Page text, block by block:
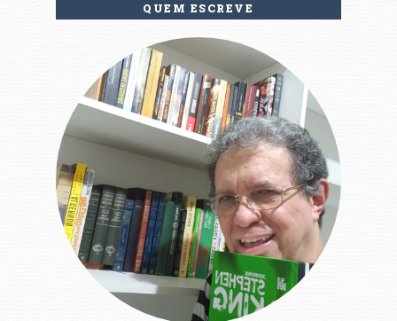
QUEM ESCREVE